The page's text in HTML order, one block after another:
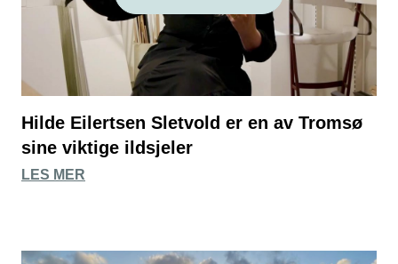
Hilde Eilertsen Sletvold er en av Tromsø
sine viktige ildsjeler
LES MER